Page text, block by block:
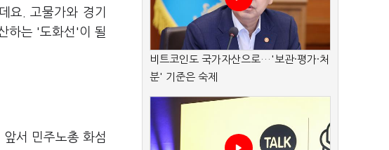
요. 고물가와 경기
하는 '도화선'이 될
서 민주노총 화섬
비트코인도 국가자산으로…'보관·평가·처
분' 기준은 숙제